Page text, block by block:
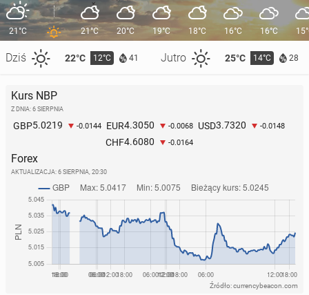
21°C
Dziś 22°C 12°C 41 Jutro 25°C 14°C 28
21°C 20°C 19°C 18°C 16°C 16°C
Kurs NBP
Z DNIA: 6 SIERPNIA
GBP5.0219 -0.0144 EUR4.3050 -0.0068 USD3.7320 -0.0148
CHF4.6080 -0.0164
Forex
AKTUALIZACJA: 6 SIERPNIA, 20:30
Źródło: currencybeacon.com